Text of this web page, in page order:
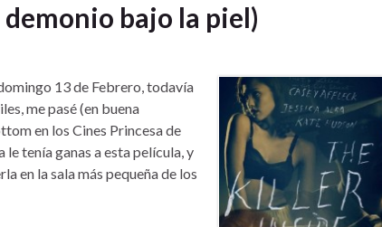
bajo la piel)
13 de Febrero, todavía
me pasé (en buena
en los Cines Princesa de
tenía ganas a esta película, y
en la sala más pequeña de los